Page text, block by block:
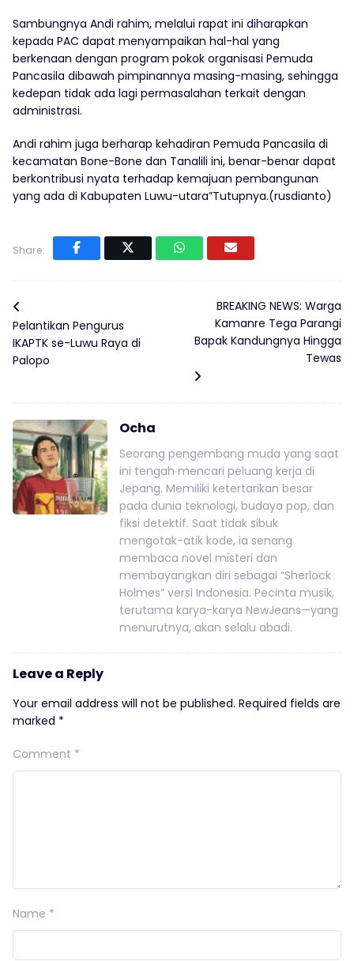
Sambungnya Andi rahim, melalui rapat ini diharapkan
kepada PAC dapat menyampaikan hal-hal yang
berkenaan dengan program pokok organisasi Pemuda
Pancasila dibawah pimpinannya masing-masing, sehingga
kedepan tidak ada lagi permasalahan terkait dengan
administrasi.
Andi rahim juga berharap kehadiran Pemuda Pancasila di
kecamatan Bone-Bone dan Tanalili ini, benar-benar dapat
berkontribusi nyata terhadap kemajuan pembangunan
yang ada di Kabupaten Luwu-utara”Tutupnya.(rusdianto)
Share:
Pelantikan Pengurus
IKAPTK se-Luwu Raya di
Palopo
BREAKING NEWS: Warga
Kamanre Tega Parangi
Bapak Kandungnya Hingga
Tewas
Ocha
Seorang pengembang muda yang saat
ini tengah mencari peluang kerja di
Jepang. Memiliki ketertarikan besar
pada dunia teknologi, budaya pop, dan
fiksi detektif. Saat tidak sibuk
mengotak-atik kode, ia senang
membaca novel misteri dan
membayangkan diri sebagai “Sherlock
Holmes” versi Indonesia. Pecinta musik,
terutama karya-karya NewJeans—yang
menurutnya, akan selalu abadi.
Leave a Reply
Your email address will not be published. Required fields are
marked *
Comment *
Name *